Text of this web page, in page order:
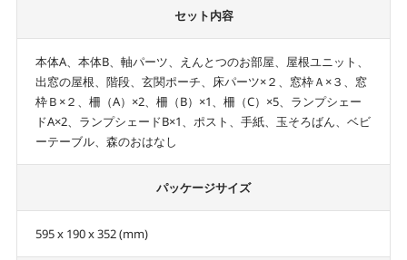
セット内容
本体A、本体B、軸パーツ、えんとつのお部屋、屋根ユニット、
出窓の屋根、階段、玄関ポーチ、床パーツ×２、窓枠Ａ×３、窓
枠Ｂ×２、柵（A）×2、柵（B）×1、柵（C）×5、ランプシェー
ドA×2、ランプシェードB×1、ポスト、手紙、玉そろばん、ベビ
ーテーブル、森のおはなし
パッケージサイズ
595 x 190 x 352 (mm)